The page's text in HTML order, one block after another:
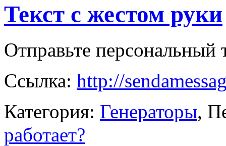
Текст с жестом руки
Отправьте персональный
Ссылка: http://
Категория: Генераторы,
работает?